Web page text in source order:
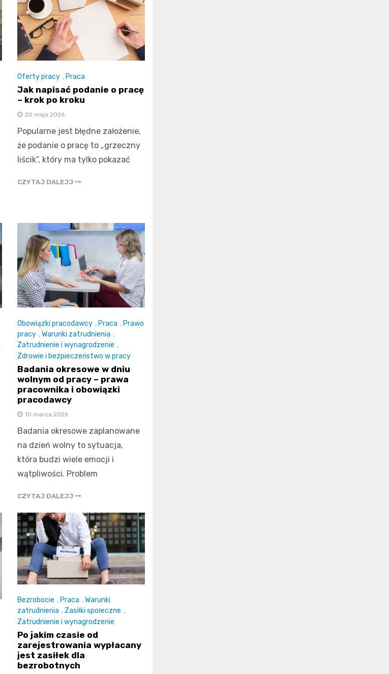
Oferty pracy , Praca
Jak napisać podanie o pracę
– krok po kroku
20 maja 2026
Popularne jest błędne założenie,
że podanie o pracę to „grzeczny
liścik”, który ma tylko pokazać
CZYTAJ DALEJJ
Obowiązki pracodawcy , Praca , Prawo
pracy ,Warunki zatrudnienia ,
Zatrudnienie i wynagrodzenie ,
Zdrowie i bezpieczeństwo w pracy
Badania okresowe w dniu
wolnym od pracy – prawa
pracownika i obowiązki
pracodawcy
10 marca 2026
Badania okresowe zaplanowane
na dzień wolny to sytuacja,
która budzi wiele emocji i
wątpliwości. Problem
CZYTAJ DALEJJ
Bezrobocie , Praca ,Warunki
zatrudnienia , Zasiłki społeczne ,
Zatrudnienie i wynagrodzenie
Po jakim czasie od
zarejestrowania wypłacany
jest zasiłek dla
bezrobotnych